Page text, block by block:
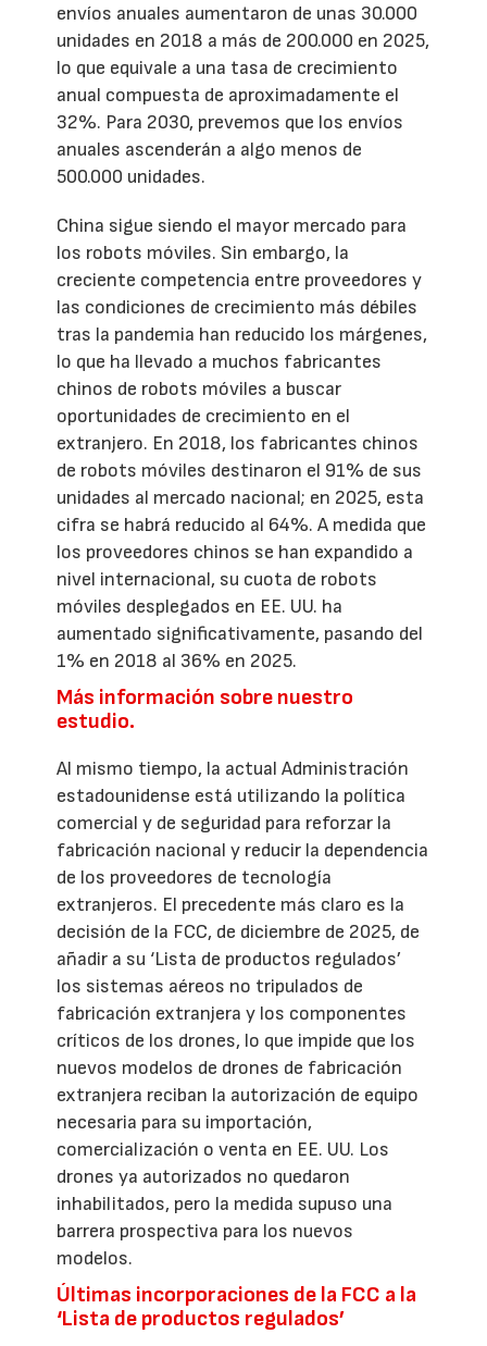
envíos anuales aumentaron de unas 30.000
unidades en 2018 a más de 200.000 en 2025,
lo que equivale a una tasa de crecimiento
anual compuesta de aproximadamente el
32%. Para 2030, prevemos que los envíos
anuales ascenderán a algo menos de
500.000 unidades.
China sigue siendo el mayor mercado para
los robots móviles. Sin embargo, la
creciente competencia entre proveedores y
las condiciones de crecimiento más débiles
tras la pandemia han reducido los márgenes,
lo que ha llevado a muchos fabricantes
chinos de robots móviles a buscar
oportunidades de crecimiento en el
extranjero. En 2018, los fabricantes chinos
de robots móviles destinaron el 91% de sus
unidades al mercado nacional; en 2025, esta
cifra se habrá reducido al 64%. A medida que
los proveedores chinos se han expandido a
nivel internacional, su cuota de robots
móviles desplegados en EE. UU. ha
aumentado significativamente, pasando del
1% en 2018 al 36% en 2025.
Más información sobre nuestro
estudio.
Al mismo tiempo, la actual Administración
estadounidense está utilizando la política
comercial y de seguridad para reforzar la
fabricación nacional y reducir la dependencia
de los proveedores de tecnología
extranjeros. El precedente más claro es la
decisión de la FCC, de diciembre de 2025, de
añadir a su ‘Lista de productos regulados’
los sistemas aéreos no tripulados de
fabricación extranjera y los componentes
críticos de los drones, lo que impide que los
nuevos modelos de drones de fabricación
extranjera reciban la autorización de equipo
necesaria para su importación,
comercialización o venta en EE. UU. Los
drones ya autorizados no quedaron
inhabilitados, pero la medida supuso una
barrera prospectiva para los nuevos
modelos.
Últimas incorporaciones de la FCC a la
‘Lista de productos regulados’